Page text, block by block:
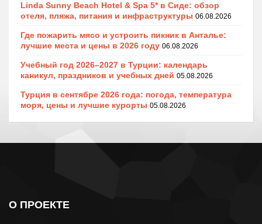
Linda Sunny Beach Hotel & Spa 5* в Сиде: обзор
отеля, пляжа, питания и инфраструктуры 06.08.2026
Где пожарить мясо и устроить пикник в Анталье:
лучшие места и цены в 2026 году 06.08.2026
Учебный год 2026–2027 в Турции: календарь
каникул, праздников и учебных дней 05.08.2026
Турция в сентябре 2026 года: погода, температура
моря, цены и лучшие курорты 05.08.2026
О ПРОЕКТЕ